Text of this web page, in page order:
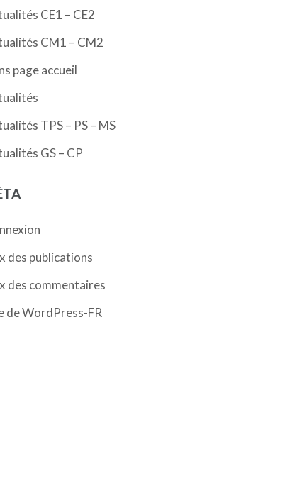
CE1 – CE2
CM1 – CM2
page accueil
TPS – PS – MS
GS – CP
des publications
des commentaires
de WordPress-FR